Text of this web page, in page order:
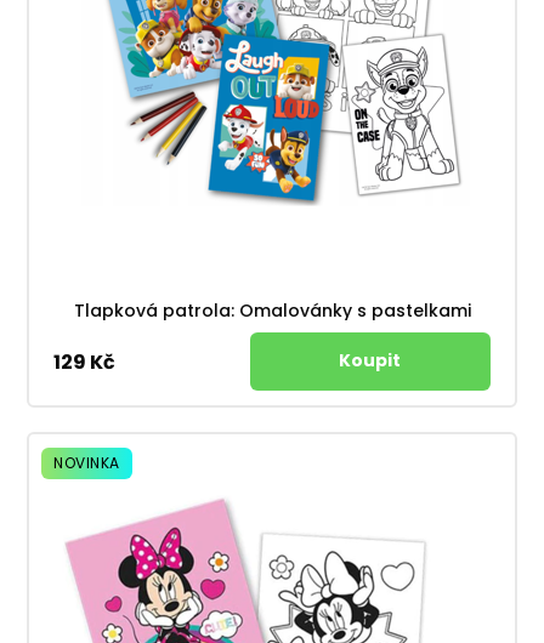
Tlapková patrola: Omalovánky s pastelkami
129 Kč
NOVINKA